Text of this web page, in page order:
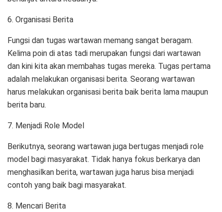
6. Organisasi Berita
Fungsi dan tugas wartawan memang sangat beragam.
Kelima poin di atas tadi merupakan fungsi dari wartawan
dan kini kita akan membahas tugas mereka. Tugas pertama
adalah melakukan organisasi berita. Seorang wartawan
harus melakukan organisasi berita baik berita lama maupun
berita baru.
7. Menjadi Role Model
Berikutnya, seorang wartawan juga bertugas menjadi role
model bagi masyarakat. Tidak hanya fokus berkarya dan
menghasilkan berita, wartawan juga harus bisa menjadi
contoh yang baik bagi masyarakat.
8. Mencari Berita